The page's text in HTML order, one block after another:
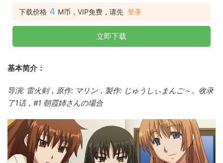
下载价格 4 M币，VIP免费，请先 登录
立即下载
基本简介：
导演: 雷火剣，原作: マリン，製作: じゅうしぃまんご～。收录
了1话，#1 朝霞姉さんの場合